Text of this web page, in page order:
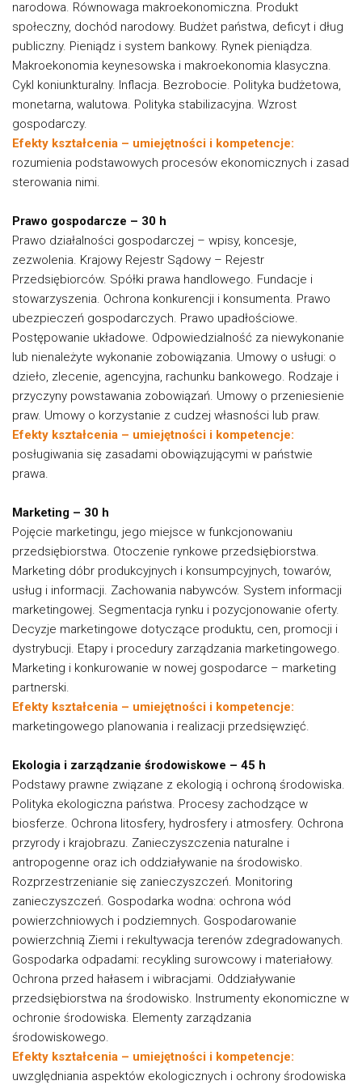
narodowa. Równowaga makroekonomiczna. Produkt
społeczny, dochód narodowy. Budżet państwa, deficyt i dług
publiczny. Pieniądz i system bankowy. Rynek pieniądza.
Makroekonomia keynesowska i makroekonomia klasyczna.
Cykl koniunkturalny. Inflacja. Bezrobocie. Polityka budżetowa,
monetarna, walutowa. Polityka stabilizacyjna. Wzrost
gospodarczy.
Efekty kształcenia – umiejętności i kompetencje:
rozumienia podstawowych procesów ekonomicznych i zasad
sterowania nimi.
Prawo gospodarcze – 30 h
Prawo działalności gospodarczej – wpisy, koncesje,
zezwolenia. Krajowy Rejestr Sądowy – Rejestr
Przedsiębiorców. Spółki prawa handlowego. Fundacje i
stowarzyszenia. Ochrona konkurencji i konsumenta. Prawo
ubezpieczeń gospodarczych. Prawo upadłościowe.
Postępowanie układowe. Odpowiedzialność za niewykonanie
lub nienależyte wykonanie zobowiązania. Umowy o usługi: o
dzieło, zlecenie, agencyjna, rachunku bankowego. Rodzaje i
przyczyny powstawania zobowiązań. Umowy o przeniesienie
praw. Umowy o korzystanie z cudzej własności lub praw.
Efekty kształcenia – umiejętności i kompetencje:
posługiwania się zasadami obowiązującymi w państwie
prawa.
Marketing – 30 h
Pojęcie marketingu, jego miejsce w funkcjonowaniu
przedsiębiorstwa. Otoczenie rynkowe przedsiębiorstwa.
Marketing dóbr produkcyjnych i konsumpcyjnych, towarów,
usług i informacji. Zachowania nabywców. System informacji
marketingowej. Segmentacja rynku i pozycjonowanie oferty.
Decyzje marketingowe dotyczące produktu, cen, promocji i
dystrybucji. Etapy i procedury zarządzania marketingowego.
Marketing i konkurowanie w nowej gospodarce – marketing
partnerski.
Efekty kształcenia – umiejętności i kompetencje:
marketingowego planowania i realizacji przedsięwzięć.
Ekologia i zarządzanie środowiskowe – 45 h
Podstawy prawne związane z ekologią i ochroną środowiska.
Polityka ekologiczna państwa. Procesy zachodzące w
biosferze. Ochrona litosfery, hydrosfery i atmosfery. Ochrona
przyrody i krajobrazu. Zanieczyszczenia naturalne i
antropogenne oraz ich oddziaływanie na środowisko.
Rozprzestrzenianie się zanieczyszczeń. Monitoring
zanieczyszczeń. Gospodarka wodna: ochrona wód
powierzchniowych i podziemnych. Gospodarowanie
powierzchnią Ziemi i rekultywacja terenów zdegradowanych.
Gospodarka odpadami: recykling surowcowy i materiałowy.
Ochrona przed hałasem i wibracjami. Oddziaływanie
przedsiębiorstwa na środowisko. Instrumenty ekonomiczne w
ochronie środowiska. Elementy zarządzania
środowiskowego.
Efekty kształcenia – umiejętności i kompetencje:
uwzględniania aspektów ekologicznych i ochrony środowiska